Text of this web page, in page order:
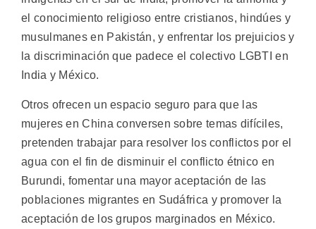
el conocimiento religioso entre cristianos, hindúes y
musulmanes en Pakistán, y enfrentar los prejuicios y
la discriminación que padece el colectivo LGBTI en
India y México.
Otros ofrecen un espacio seguro para que las
mujeres en China conversen sobre temas difíciles,
pretenden trabajar para resolver los conflictos por el
agua con el fin de disminuir el conflicto étnico en
Burundi, fomentar una mayor aceptación de las
poblaciones migrantes en Sudáfrica y promover la
aceptación de los grupos marginados en México.